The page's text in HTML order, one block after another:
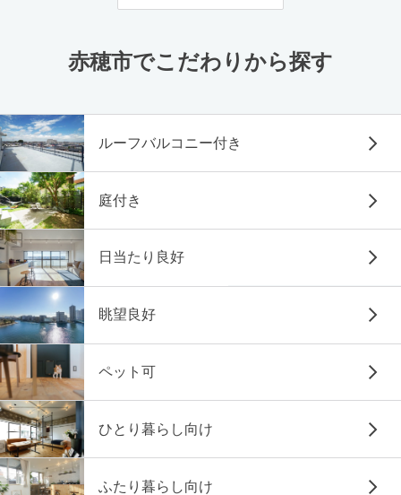
赤穂市でこだわりから探す
ルーフバルコニー付き
庭付き
日当たり良好
眺望良好
ペット可
ひとり暮らし向け
ふたり暮らし向け